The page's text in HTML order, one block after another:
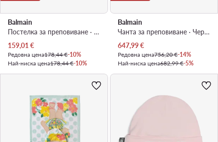
Balmain
Постелка за преповиване · Кремав
Актуална цена
159,01€
Редовна цена178,44 €-10%
Най-ниска цена178,44 €-10%
Balmain
Чанта за преповиване · Черен
Актуална цена
647,99€
Редовна цена756,20 €-14%
Най-ниска цена682,99 €-5%